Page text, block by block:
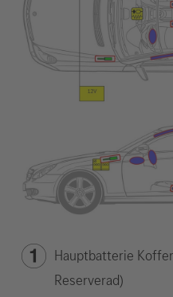
Hauptbatterie
Reserverad)